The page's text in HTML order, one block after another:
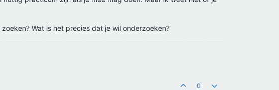
Wat is het precies dat je wil onderzoeken?
0